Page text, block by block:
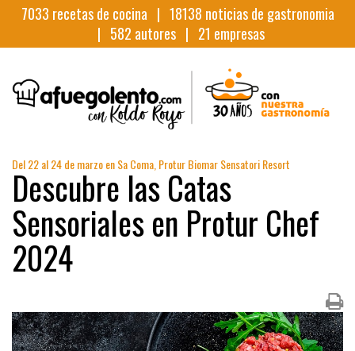
7033 recetas de cocina | 18138 noticias de gastronomia
| 582 autores | 21 empresas
Del 22 al 24 de marzo en Sa Coma, Protur Biomar Sensatori Resort
Descubre las Catas
Sensoriales en Protur Chef
2024